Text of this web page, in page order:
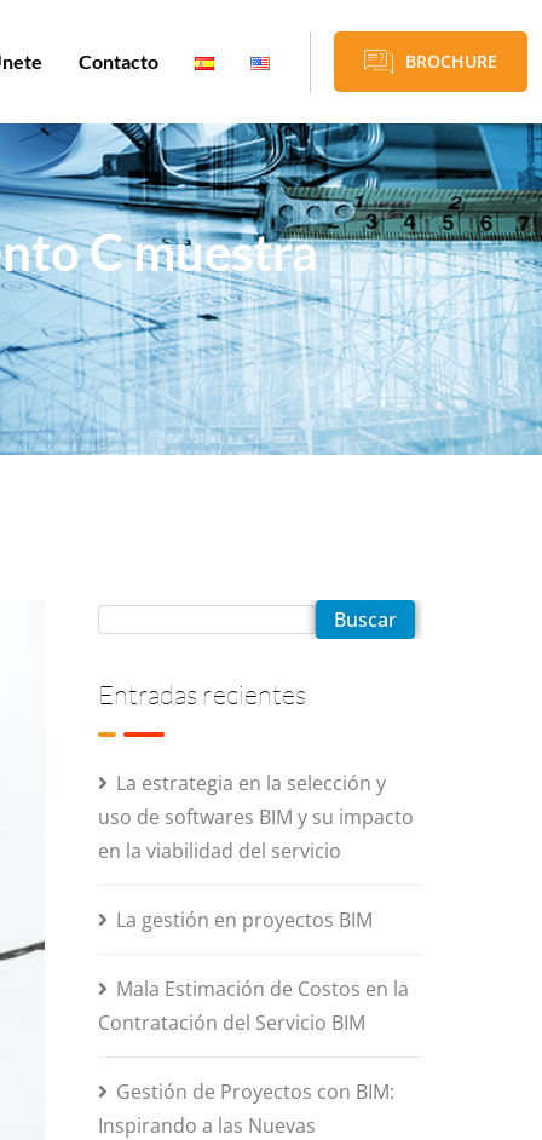
Contacto BROCHURE
C muestra
Buscar
Entradas recientes
La estrategia en la selección y
uso de softwares BIM y su impacto
en la viabilidad del servicio
La gestión en proyectos BIM
Mala Estimación de Costos en la
Contratación del Servicio BIM
Gestión de Proyectos con BIM:
Inspirando a las Nuevas